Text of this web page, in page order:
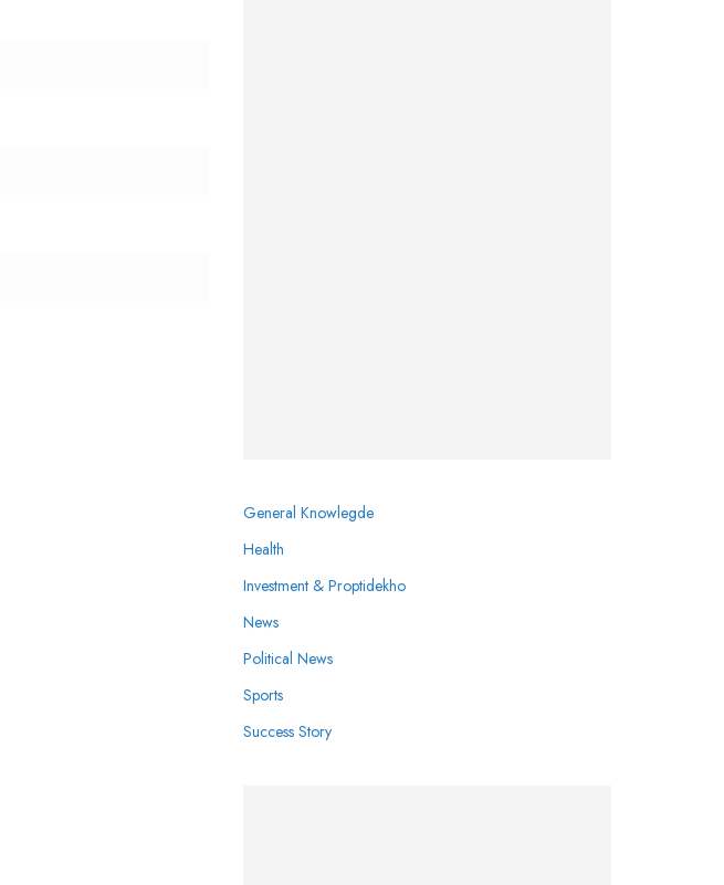
General Knowlegde
Health
Investment & Proptidekho
News
Political News
Sports
Success Story